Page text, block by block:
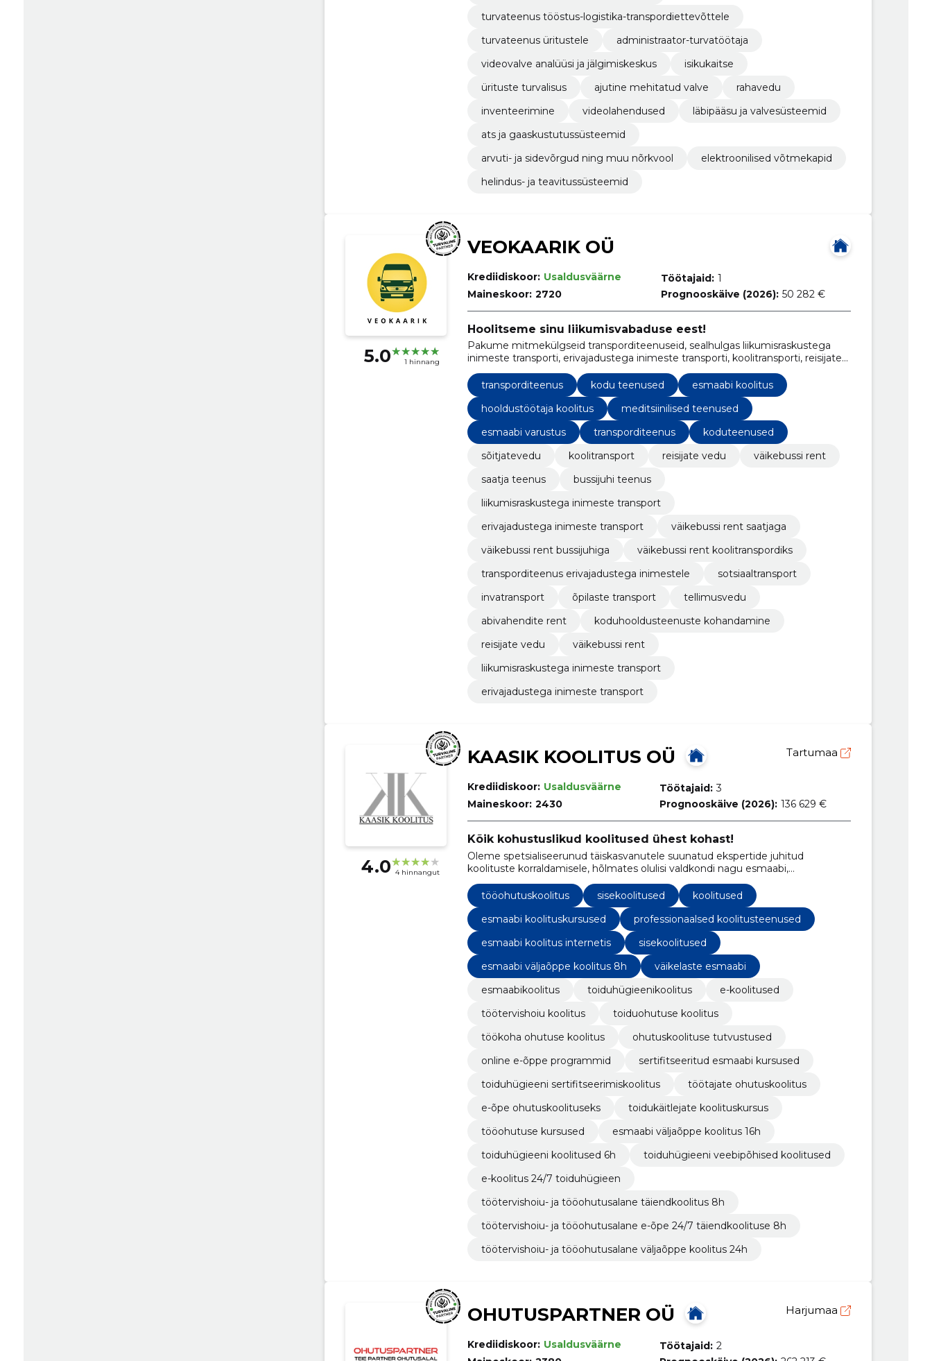
turvateenus tööstus-logistika-transpordiettevõttele
turvateenus üritustele
administraator-turvatöötaja
videovalve analüüsi ja jälgimiskeskus
isikukaitse
ürituste turvalisus
ajutine mehitatud valve
rahavedu
inventeerimine
videolahendused
läbipääsu ja valvesüsteemid
ats ja gaaskustutussüsteemid
arvuti- ja sidevõrgud ning muu nõrkvool
elektroonilised võtmekapid
helindus- ja teavitussüsteemid
5.0 1 hinnang
VEOKAARIK OÜ
Krediidiskoor: Usaldusväärne
Maineskoor: 2720
Töötajaid: 1
Prognooskäive (2026): 50 282 €
Hoolitseme sinu liikumisvabaduse eest!
Pakume mitmekülgseid transporditeenuseid, sealhulgas liikumisraskustega
inimeste transporti, erivajadustega inimeste transporti, koolitransporti, reisijate
vedu ja väikebussi renti.
transporditeenus
kodu teenused
esmaabi koolitus
hooldustöötaja koolitus
meditsiinilised teenused
esmaabi varustus
transporditeenus
koduteenused
sõitjatevedu
koolitransport reisijate vedu
väikebussi rent
saatja teenus
bussijuhi teenus
liikumisraskustega inimeste transport
erivajadustega inimeste transport
väikebussi rent saatjaga
väikebussi rent bussijuhiga
väikebussi rent koolitranspordiks
transporditeenus erivajadustega inimestele
sotsiaaltransport
invatransport
õpilaste transport
tellimusvedu
abivahendite rent
koduhooldusteenuste kohandamine
reisijate vedu
väikebussi rent
liikumisraskustega inimeste transport
erivajadustega inimeste transport
4.0 4 hinnangut
KAASIK KOOLITUS OÜ Tartumaa
Krediidiskoor: Usaldusväärne
Maineskoor: 2430
Töötajaid: 3
Prognooskäive (2026): 136 629 €
Kõik kohustuslikud koolitused ühest kohast!
Oleme spetsialiseerunud täiskasvanutele suunatud ekspertide juhitud
koolituste korraldamisele, hõlmates olulisi valdkondi nagu esmaabi,
toiduhügieen ja tööohutus.
tööohutuskoolitus
sisekoolitused
koolitused
esmaabi koolituskursused
professionaalsed koolitusteenused
esmaabi koolitus internetis
sisekoolitused
esmaabi väljaõppe koolitus 8h
väikelaste esmaabi
esmaabikoolitus
toiduhügieenikoolitus
e-koolitused
töötervishoiu koolitus
toiduohutuse koolitus
töökoha ohutuse koolitus
ohutuskoolituse tutvustused
online e-õppe programmid
sertifitseeritud esmaabi kursused
toiduhügieeni sertifitseerimiskoolitus
töötajate ohutuskoolitus
e-õpe ohutuskoolituseks
toidukäitlejate koolituskursus
tööohutuse kursused
esmaabi väljaõppe koolitus 16h
toiduhügieeni koolitused 6h
toiduhügieeni veebipõhised koolitused
e-koolitus 24/7 toiduhügieen
töötervishoiu- ja tööohutusalane täiendkoolitus 8h
töötervishoiu- ja tööohutusalane e-õpe 24/7 täiendkoolituse 8h
töötervishoiu- ja tööohutusalane väljaõppe koolitus 24h
OHUTUSPARTNER OÜ Harjumaa
Krediidiskoor: Usaldusväärne
Töötajaid: 2